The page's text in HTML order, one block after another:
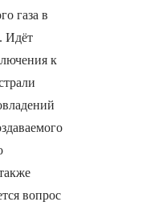
газа в
Идёт
к
вопрос